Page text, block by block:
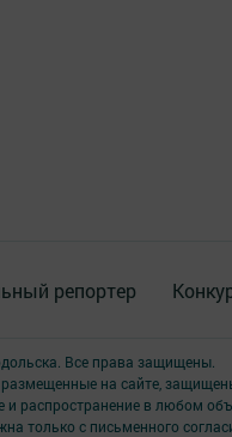
репортер
Все права защищены.
на сайте,
и распространение в любом
только с письменного